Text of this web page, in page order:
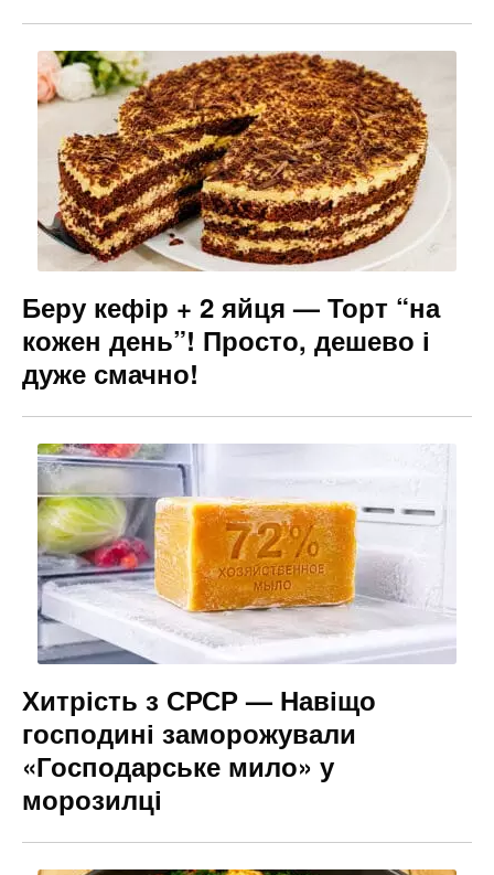
Беру кефір + 2 яйця — Торт “на
кожен день”! Просто, дешево і
дуже смачно!
Хитрість з СРСР — Навіщо
господині заморожували
«Господарське мило» у
морозилці